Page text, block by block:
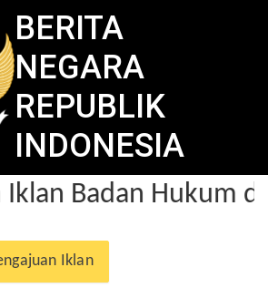
BERITA
NEGARA
REPUBLIK
INDONESIA
Badan Hukum
Iklan